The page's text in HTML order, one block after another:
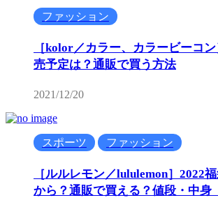
ファッション
［kolor／カラー、カラービーコ
売予定は？通販で買う方法
2021/12/20
スポーツ ファッション
［ルルレモン／lululemon］2022
から？通販で買える？値段・中身